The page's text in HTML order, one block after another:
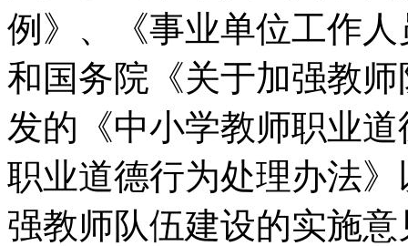
例》、《事业单位工作
和国务院《关于加强教
发的《中小学教师职业
职业道德行为处理办法
强教师队伍建设的实施